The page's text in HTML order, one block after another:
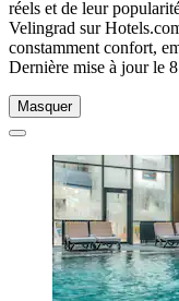
réels et de leur
Velingrad sur
constamment confort,
Dernière mise à jour le
Masquer